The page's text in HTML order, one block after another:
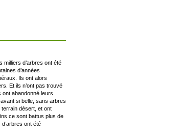
d’arbres ont été
d’années
Ils ont alors
Et ils n’ont pas trouvé
abandonné leurs
si belle, sans arbres
désert, et ont
ce sont battus plus de
ont été